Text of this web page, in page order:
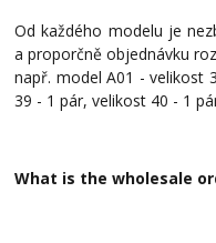
Od každého modelu je
a proporčně objednávku
např. model A01 - velikost
39 - 1 pár, velikost 40 - 1
What is the wholesale